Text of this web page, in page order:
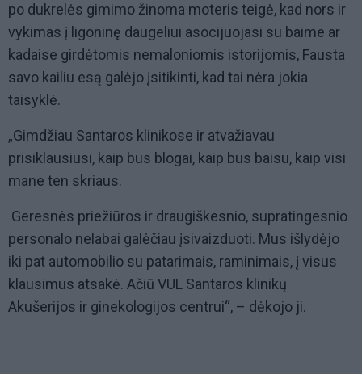
po dukrelės gimimo žinoma moteris teigė, kad nors ir
vykimas į ligoninę daugeliui asocijuojasi su baime ar
kadaise girdėtomis nemaloniomis istorijomis, Fausta
savo kailiu esą galėjo įsitikinti, kad tai nėra jokia
taisyklė.
„Gimdžiau Santaros klinikose ir atvažiavau
prisiklausiusi, kaip bus blogai, kaip bus baisu, kaip visi
mane ten skriaus.
Geresnės priežiūros ir draugiškesnio, supratingesnio
personalo nelabai galėčiau įsivaizduoti. Mus išlydėjo
iki pat automobilio su patarimais, raminimais, į visus
klausimus atsakė. Ačiū VUL Santaros klinikų
Akušerijos ir ginekologijos centrui“, – dėkojo ji.